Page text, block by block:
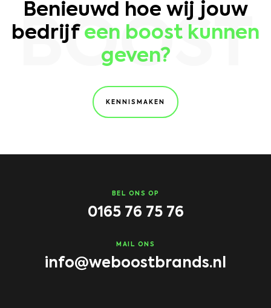
BOOST
Benieuwd hoe wij jouw
bedrijf een boost kunnen
geven?
KENNISMAKEN
BEL ONS OP
0165 76 75 76
MAIL ONS
info@weboostbrands.nl